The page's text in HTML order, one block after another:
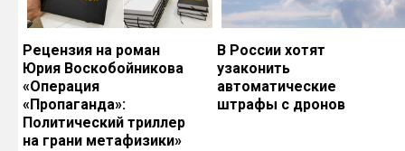
Рецензия на роман
Юрия Воскобойникова
«Операция
«Пропаганда»:
Политический триллер
на грани метафизики»
В России хотят
узаконить
автоматические
штрафы с дронов